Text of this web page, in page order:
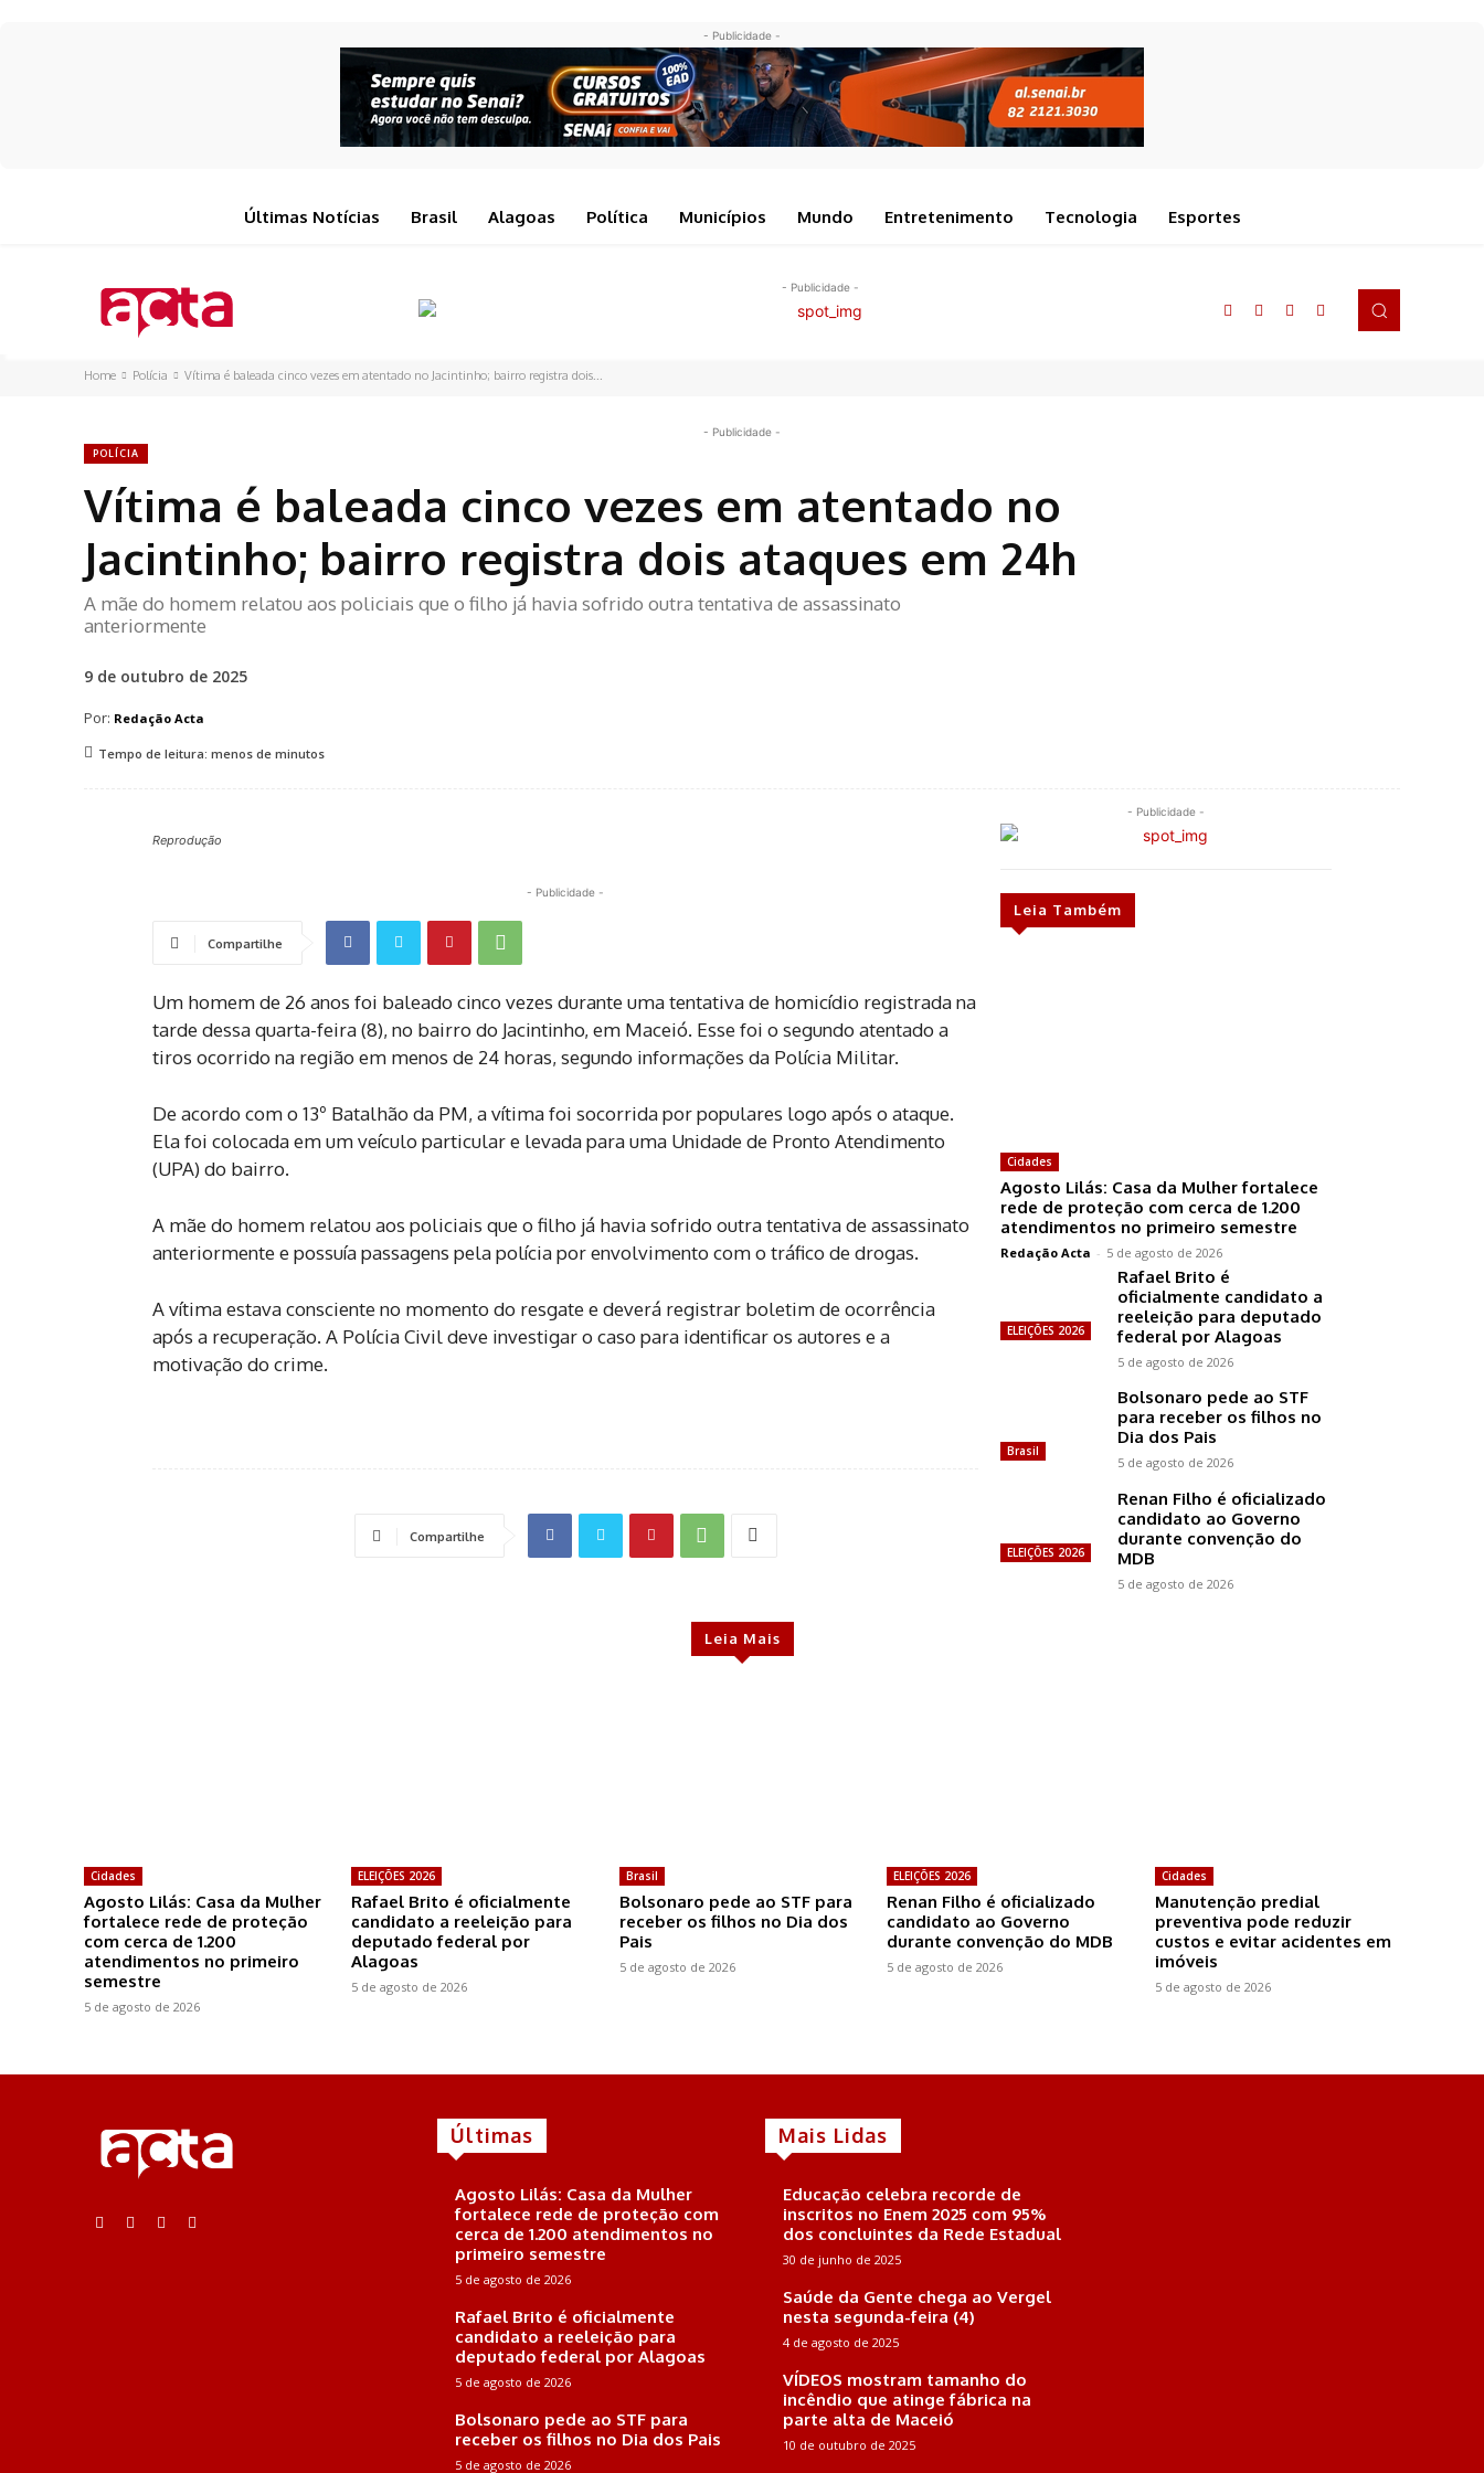
- Publicidade -
Últimas Notícias Brasil Alagoas Política Municípios Mundo Entretenimento Tecnologia Esportes
- Publicidade -
Home Polícia Vítima é baleada cinco vezes em atentado no Jacintinho; bairro registra dois...
- Publicidade -
POLÍCIA
Vítima é baleada cinco vezes em atentado no
Jacintinho; bairro registra dois ataques em 24h
A mãe do homem relatou aos policiais que o filho já havia sofrido outra tentativa de assassinato
anteriormente
9 de outubro de 2025
Por: Redação Acta
Tempo de leitura: menos de minutos
Reprodução
- Publicidade -
Compartilhe
Um homem de 26 anos foi baleado cinco vezes durante uma tentativa de homicídio registrada na
tarde dessa quarta-feira (8), no bairro do Jacintinho, em Maceió. Esse foi o segundo atentado a
tiros ocorrido na região em menos de 24 horas, segundo informações da Polícia Militar.
De acordo com o 13º Batalhão da PM, a vítima foi socorrida por populares logo após o ataque.
Ela foi colocada em um veículo particular e levada para uma Unidade de Pronto Atendimento
(UPA) do bairro.
A mãe do homem relatou aos policiais que o filho já havia sofrido outra tentativa de assassinato
anteriormente e possuía passagens pela polícia por envolvimento com o tráfico de drogas.
A vítima estava consciente no momento do resgate e deverá registrar boletim de ocorrência
após a recuperação. A Polícia Civil deve investigar o caso para identificar os autores e a
motivação do crime.
Compartilhe
- Publicidade -
Leia Também
Cidades
Agosto Lilás: Casa da Mulher fortalece
rede de proteção com cerca de 1.200
atendimentos no primeiro semestre
Redação Acta - 5 de agosto de 2026
ELEIÇÕES 2026
Rafael Brito é
oficialmente candidato a
reeleição para deputado
federal por Alagoas
5 de agosto de 2026
Brasil
Bolsonaro pede ao STF
para receber os filhos no
Dia dos Pais
5 de agosto de 2026
ELEIÇÕES 2026
Renan Filho é oficializado
candidato ao Governo
durante convenção do
MDB
5 de agosto de 2026
Leia Mais
Cidades
Agosto Lilás: Casa da Mulher
fortalece rede de proteção
com cerca de 1.200
atendimentos no primeiro
semestre
5 de agosto de 2026
ELEIÇÕES 2026
Rafael Brito é oficialmente
candidato a reeleição para
deputado federal por
Alagoas
5 de agosto de 2026
Brasil
Bolsonaro pede ao STF para
receber os filhos no Dia dos
Pais
5 de agosto de 2026
ELEIÇÕES 2026
Renan Filho é oficializado
candidato ao Governo
durante convenção do MDB
5 de agosto de 2026
Cidades
Manutenção predial
preventiva pode reduzir
custos e evitar acidentes em
imóveis
5 de agosto de 2026
Últimas
Agosto Lilás: Casa da Mulher
fortalece rede de proteção com
cerca de 1.200 atendimentos no
primeiro semestre
5 de agosto de 2026
Rafael Brito é oficialmente
candidato a reeleição para
deputado federal por Alagoas
5 de agosto de 2026
Bolsonaro pede ao STF para
receber os filhos no Dia dos Pais
5 de agosto de 2026
Mais Lidas
Educação celebra recorde de
inscritos no Enem 2025 com 95%
dos concluintes da Rede Estadual
30 de junho de 2025
Saúde da Gente chega ao Vergel
nesta segunda-feira (4)
4 de agosto de 2025
VÍDEOS mostram tamanho do
incêndio que atinge fábrica na
parte alta de Maceió
10 de outubro de 2025